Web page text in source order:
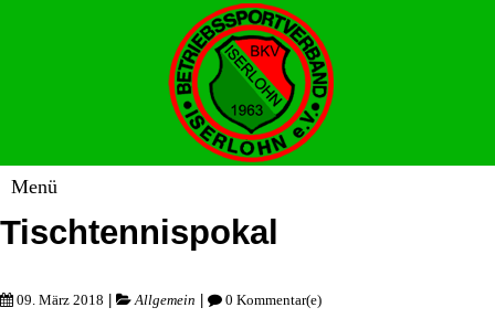
Tischtennispokal
09. März 2018 Allgemein 0 Kommentar(e)